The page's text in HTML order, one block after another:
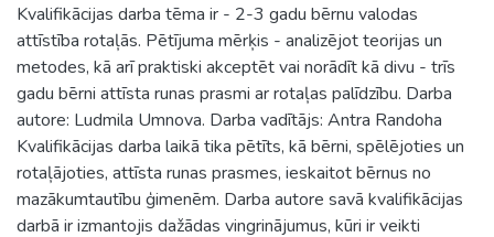
Kvalifikācijas darba tēma ir - 2-3 gadu bērnu valodas
attīstība rotaļās. Pētījuma mērķis - analizējot teorijas un
metodes, kā arī praktiski akceptēt vai norādīt kā divu - trīs
gadu bērni attīsta runas prasmi ar rotaļas palīdzību. Darba
autore: Ludmila Umnova. Darba vadītājs: Antra Randoha
Kvalifikācijas darba laikā tika pētīts, kā bērni, spēlējoties un
rotaļājoties, attīsta runas prasmes, ieskaitot bērnus no
mazākumtautību ģimenēm. Darba autore savā kvalifikācijas
darbā ir izmantojis dažādas vingrinājumus, kūri ir veikti